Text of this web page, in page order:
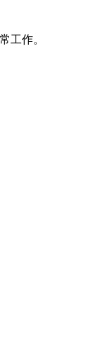
工作。